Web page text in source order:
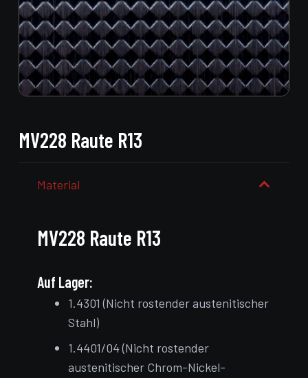
MV228 Raute R13
Material
MV228 Raute R13
Auf Lager:
1.4301 (Nicht rostender austenitischer
Stahl)
1.4401/04 (Nicht rostender
austenitischer Chrom-Nickel-